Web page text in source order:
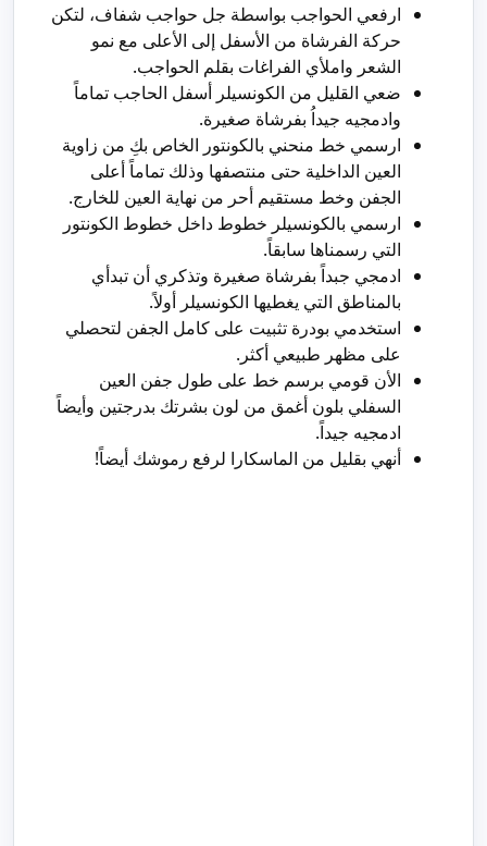
ارفعي الحواجب بواسطة جل حواجب شفاف، لتكن
حركة الفرشاة من الأسفل إلى الأعلى مع نمو
الشعر واملأي الفراغات بقلم الحواجب.
ضعي القليل من الكونسيلر أسفل الحاجب تماماً
وادمجيه جيداُ بفرشاة صغيرة.
ارسمي خط منحني بالكونتور الخاص بكِ من زاوية
العين الداخلية حتى منتصفها وذلك تماماً أعلى
الجفن وخط مستقيم أحر من نهاية العين للخارج.
ارسمي بالكونسيلر خطوط داخل خطوط الكونتور
التي رسمناها سابقاً.
ادمجي جبداً بفرشاة صغيرة وتذكري أن تبدأي
بالمناطق التي يغطيها الكونسيلر أولاً.
استخدمي بودرة تثبيت على كامل الجفن لتحصلي
على مظهر طبيعي أكثر.
الأن قومي برسم خط على طول جفن العين
السفلي بلون أغمق من لون بشرتك بدرجتين وأيضاً
ادمجيه جيداً.
أنهي بقليل من الماسكارا لرفع رموشك أيضاً!